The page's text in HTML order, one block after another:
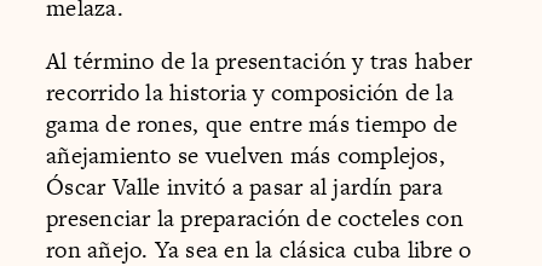
melaza.
Al término de la presentación y tras haber
recorrido la historia y composición de la
gama de rones, que entre más tiempo de
añejamiento se vuelven más complejos,
Óscar Valle invitó a pasar al jardín para
presenciar la preparación de cocteles con
ron añejo. Ya sea en la clásica cuba libre o